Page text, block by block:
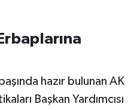
hazır bulunan AK
Başkan Yardımcısı